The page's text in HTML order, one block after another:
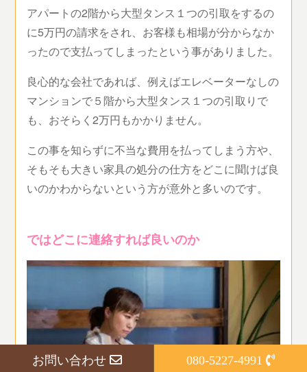
アパートの2階から大型タンス１つの引取をするの
に5万円の請求をされ、お客様も相場が分からなか
ったので支払ってしまったという事がありました。
良心的な会社であれば、例えばエレベーターなしの
マンションで５階から大型タンス１つの引取りで
も、おそらく2万円もかかりません。
この事を知らずに不当な費用を払ってしまう方や、
そもそも大きい家具の処分の仕方をどこに聞けば良
いのかわからないという方が意外と多いのです。
ではどこに連絡すれば良いのか
お問い合わせ 080-5227-4991